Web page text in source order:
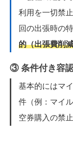
利用を一切禁
回の出張時の
的（出張費削
③ 条件付き容
基本的にはマ
件（例：マイ
空券購入の禁